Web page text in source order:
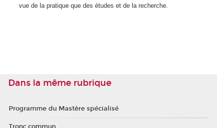
vue de la pratique que des études et de la recherche.
Dans la même rubrique
Programme du Mastère spécialisé